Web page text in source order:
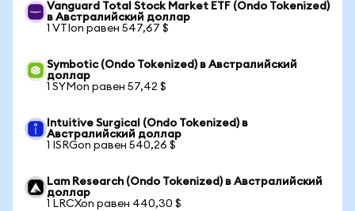
Vanguard Total Stock Market ETF (Ondo Tokenized)
в Австралийский доллар
1 VTIon равен 547,67 $
Symbotic (Ondo Tokenized) в Австралийский
доллар
1 SYMon равен 57,42 $
Intuitive Surgical (Ondo Tokenized) в
Австралийский доллар
1 ISRGon равен 540,26 $
Lam Research (Ondo Tokenized) в Австралийский
доллар
1 LRCXon равен 440,30 $